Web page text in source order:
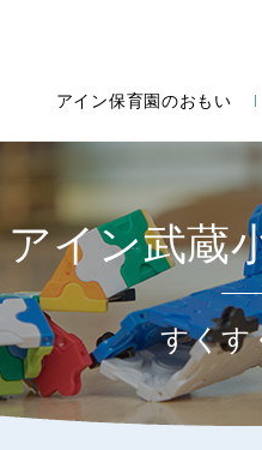
アイン保育園のおもい
アイン武蔵
すくす